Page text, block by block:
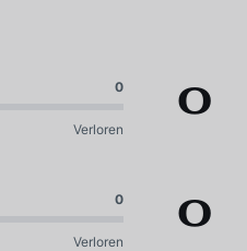
0
Verloren
0
0
Verloren
0